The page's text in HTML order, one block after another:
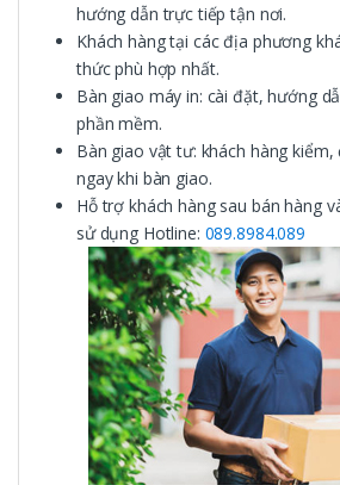
hướng dẫn trực tiếp tận nơi.
Khách hàng tại các địa phương
thức phù hợp nhất.
Bàn giao máy in: cài đặt, hướng
phần mềm.
Bàn giao vật tư: khách hàng
ngay khi bàn giao.
Hỗ trợ khách hàng sau bán hàng
sử dụng Hotline: 089.8984.089